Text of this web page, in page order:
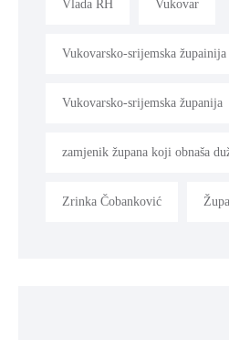
Vlada RH Vukovar
Vukovarsko-srijemska župainija
Vukovarsko-srijemska županija
zamjenik župana koji obnaša
Zrinka Čobanković